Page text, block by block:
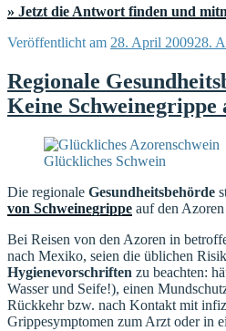
» Jetzt die Antwort finden und
Veröffentlicht am 28. April 200928.
Regionale
Keine Schweinegrippe
Glückliches Schwein
Die regionale Gesundheitsbehörde
von Schweinegrippe auf den
Bei Reisen von den Azoren in
nach Mexiko, seien die üblichen
Hygienevorschriften zu beachten:
Wasser und Seife!), einen
Rückkehr bzw. nach Kontakt mit
Grippesymptomen zum Arzt oder in